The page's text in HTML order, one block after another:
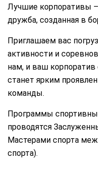
Лучшие корпоративы
дружба, созданная в
Приглашаем вас
активности и
нам, и ваш
станет ярким
команды.
Программы
проводятся
Мастерами спорта
спорта).